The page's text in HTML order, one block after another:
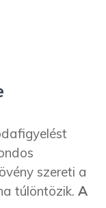
szereti a
túlöntözik. A